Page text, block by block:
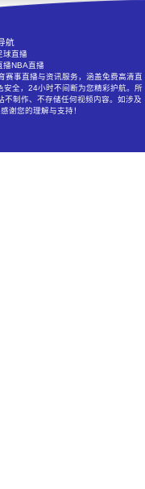
航
球直播
播NBA直播
赛事直播与资讯服务，涵盖免费高清直
全，24小时不间断为您精彩护航。所
制作、不存储任何视频内容。如涉及
谢您的理解与支持！